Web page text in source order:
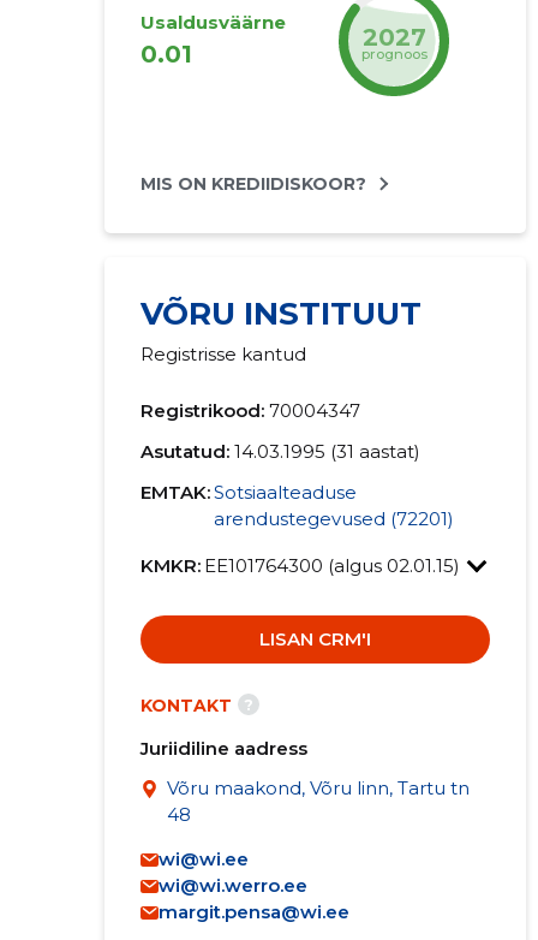
Usaldusväärne
0.01
2027
prognoos
MIS ON KREDIIDISKOOR?
VÕRU INSTITUUT
Registrisse kantud
Registrikood: 70004347
Asutatud: 14.03.1995 (31 aastat)
EMTAK:Sotsiaalteaduse
arendustegevused (72201)
KMKR: EE101764300 (algus 02.01.15)
LISAN CRM'I
KONTAKT ?
Juriidiline aadress
Võru maakond, Võru linn, Tartu tn
48
wi@wi.ee
wi@wi.werro.ee
margit.pensa@wi.ee